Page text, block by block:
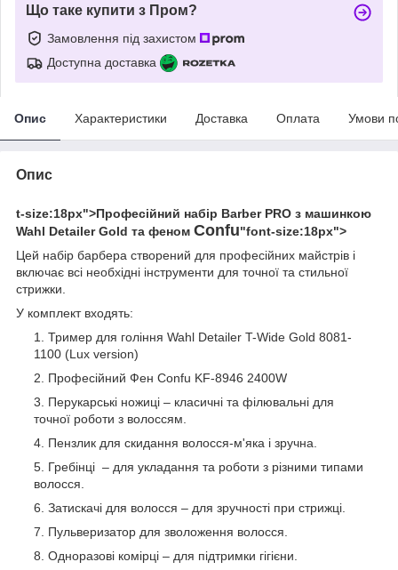
Що таке купити з Пром?
Замовлення під захистом
Доступна доставка
Опис Характеристики Доставка Оплата Умови
Опис
t-size:18px">Професійний набір Barber PRO з машинкою
Wahl Detailer Gold та феном Confu"font-size:18px">
Цей набір барбера створений для професійних майстрів і
включає всі необхідні інструменти для точної та стильної
стрижки.
У комплект входять:
Тример для гоління Wahl Detailer T-Wide Gold 8081-
1100 (Lux version)
Професійний Фен Confu KF-8946 2400W
Перукарські ножиці – класичні та філювальні для
точної роботи з волоссям.
Пензлик для скидання волосся-м'яка і зручна.
Гребінці – для укладання та роботи з різними типами
волосся.
Затискачі для волосся – для зручності при стрижці.
Пульверизатор для зволоження волосся.
Одноразові комірці – для підтримки гігієни.